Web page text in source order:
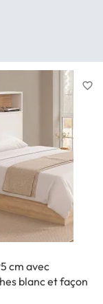
cm avec
blanc et façon
favorite_border